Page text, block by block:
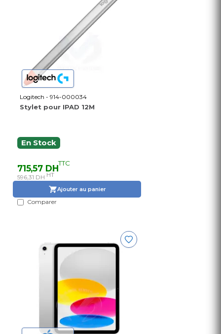
Logitech - 914-000034
Stylet pour IPAD 12M
En Stock
715,57 DHTTC
596,31 DH HT
Ajouter au panier
Comparer